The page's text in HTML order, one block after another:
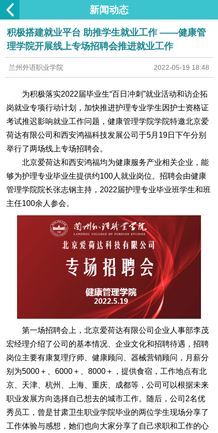
新闻动态
积极搭建就业平台 助推学生就业工作 ——健康管
理学院开展线上专场招聘会推进就业工作
兰州外语职业学院 2022-05-19 18:48
为积极落实2022届毕业生“百日冲刺”就业活动和访企拓
岗就业专项行动计划，加快推进护理专业学生因护士资格证
考试推迟影响就业工作问题，健康管理学院学院特邀北京爱
荷达有限公司和西安鸿福科技发展公司于5月19日下午分别
举行了两场线上专场招聘会。
北京爱荷达和西安鸿福均为健康服务产业相关企业，能
够为护理专业毕业生提供约100人就业岗位。招聘会由健康
管理学院院长张志钢主持，2022届护理专业毕业班学生和班
主任100余人参会。
第一场招聘会上，北京爱荷达有限公司企业人事部李茂
宏经理介绍了公司的基本情况、企业文化和招聘待遇，招聘
岗位主要有康复理疗师、健康顾问、器械营销顾问，月薪分
别为5000＋、6000＋、8000＋，提供食宿，工作地点有北
京、天津、杭州、上海、重庆、成都等，公司可以根据未来
职业发展方向选择自己想去的城市工作。随后，公司2名优
秀员工，曾是甘肃卫生职业学院毕业的两位学生现场分享了
工作体验与感想，她们也向大家分享了自己求职和工作的心